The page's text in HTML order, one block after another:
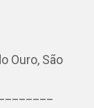
Ouro, São